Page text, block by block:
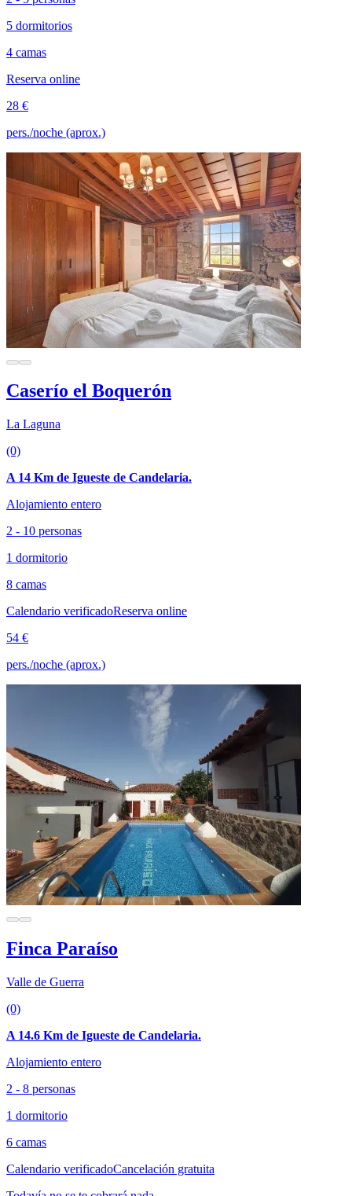
5 dormitorios
4 camas
Reserva online
28 €
pers./noche (aprox.)
Caserío el Boquerón
La Laguna
(0)
A 14 Km de Igueste de Candelaria.
Alojamiento entero
2 - 10 personas
1 dormitorio
8 camas
Calendario verificadoReserva online
54 €
pers./noche (aprox.)
Finca Paraíso
Valle de Guerra
(0)
A 14.6 Km de Igueste de Candelaria.
Alojamiento entero
2 - 8 personas
1 dormitorio
6 camas
Calendario verificadoCancelación gratuita